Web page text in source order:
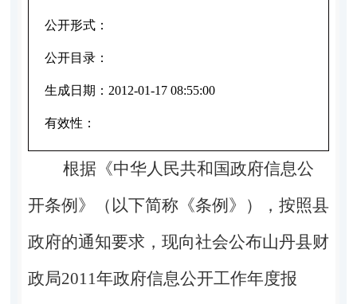
公开形式：
公开目录：
生成日期： 2012-01-17 08:55:00
有效性：
根据《中华人民共和国政府信息公
开条例》（以下简称《条例》），按照县
政府的通知要求，现向社会公布山丹县财
政局2011年政府信息公开工作年度报